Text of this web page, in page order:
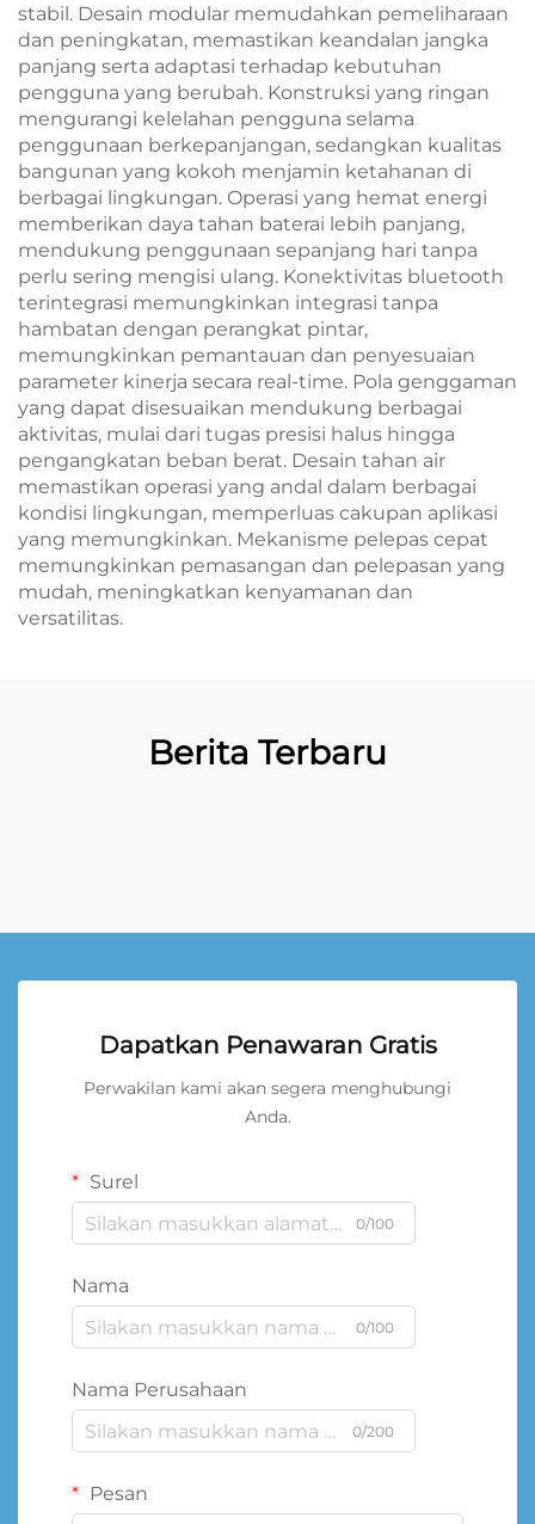
stabil. Desain modular memudahkan pemeliharaan
dan peningkatan, memastikan keandalan jangka
panjang serta adaptasi terhadap kebutuhan
pengguna yang berubah. Konstruksi yang ringan
mengurangi kelelahan pengguna selama
penggunaan berkepanjangan, sedangkan kualitas
bangunan yang kokoh menjamin ketahanan di
berbagai lingkungan. Operasi yang hemat energi
memberikan daya tahan baterai lebih panjang,
mendukung penggunaan sepanjang hari tanpa
perlu sering mengisi ulang. Konektivitas bluetooth
terintegrasi memungkinkan integrasi tanpa
hambatan dengan perangkat pintar,
memungkinkan pemantauan dan penyesuaian
parameter kinerja secara real-time. Pola genggaman
yang dapat disesuaikan mendukung berbagai
aktivitas, mulai dari tugas presisi halus hingga
pengangkatan beban berat. Desain tahan air
memastikan operasi yang andal dalam berbagai
kondisi lingkungan, memperluas cakupan aplikasi
yang memungkinkan. Mekanisme pelepas cepat
memungkinkan pemasangan dan pelepasan yang
mudah, meningkatkan kenyamanan dan
versatilitas.
Berita Terbaru
Dapatkan Penawaran Gratis
Perwakilan kami akan segera menghubungi
Anda.
Surel
0/100
Nama
0/100
Nama Perusahaan
0/200
Pesan